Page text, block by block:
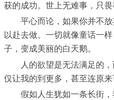
获的成功。世上无难事，只畏
平心而论，如果你并不放
以赴去做。一切就像童话一
子，变成美丽的白天鹅。
人的欲望是无法满足的，
仅让我的到更多，甚至连原
假如人生犹如一条长街，